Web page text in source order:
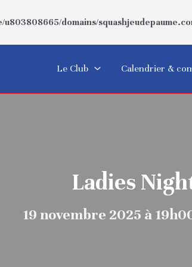
u803808665/domains/
Le Club Calendrier &
Ladies
19 novembre 2025 à